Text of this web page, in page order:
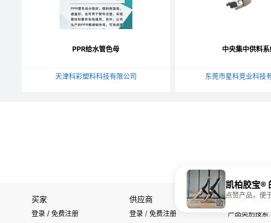
凯柏胶宝®
点赞产品，便
PPR给水管色母
天津科彩塑料科技有限公司
中央集中供料系
东莞市星科竞业科技
买家
登录 / 免费注册
供应商
登录 /免费注册
寻找产品及
产品类别搜索